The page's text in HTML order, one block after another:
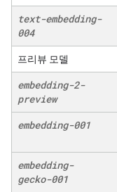
text-embedding-
004
프리뷰 모델
embedding-2-
preview
embedding-001
embedding-
gecko-001